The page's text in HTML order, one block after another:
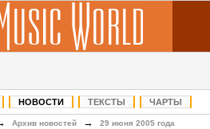
НОВОСТИ ТЕКСТЫ ЧАРТЫ
Архив новостей→ 29 июня 2005 года